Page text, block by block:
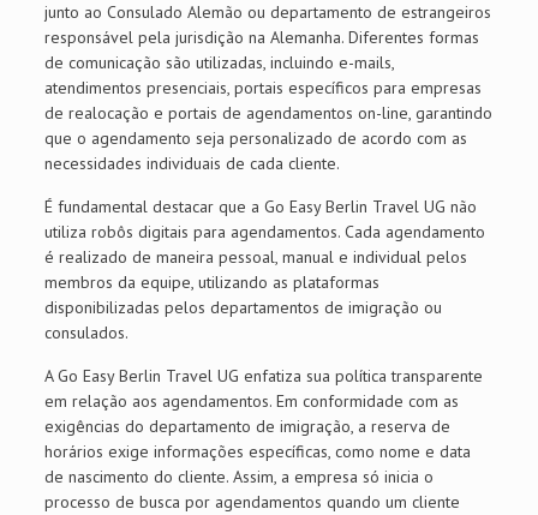
junto ao Consulado Alemão ou departamento de estrangeiros
responsável pela jurisdição na Alemanha. Diferentes formas
de comunicação são utilizadas, incluindo e-mails,
atendimentos presenciais, portais específicos para empresas
de realocação e portais de agendamentos on-line, garantindo
que o agendamento seja personalizado de acordo com as
necessidades individuais de cada cliente.
É fundamental destacar que a Go Easy Berlin Travel UG não
utiliza robôs digitais para agendamentos. Cada agendamento
é realizado de maneira pessoal, manual e individual pelos
membros da equipe, utilizando as plataformas
disponibilizadas pelos departamentos de imigração ou
consulados.
A Go Easy Berlin Travel UG enfatiza sua política transparente
em relação aos agendamentos. Em conformidade com as
exigências do departamento de imigração, a reserva de
horários exige informações específicas, como nome e data
de nascimento do cliente. Assim, a empresa só inicia o
processo de busca por agendamentos quando um cliente